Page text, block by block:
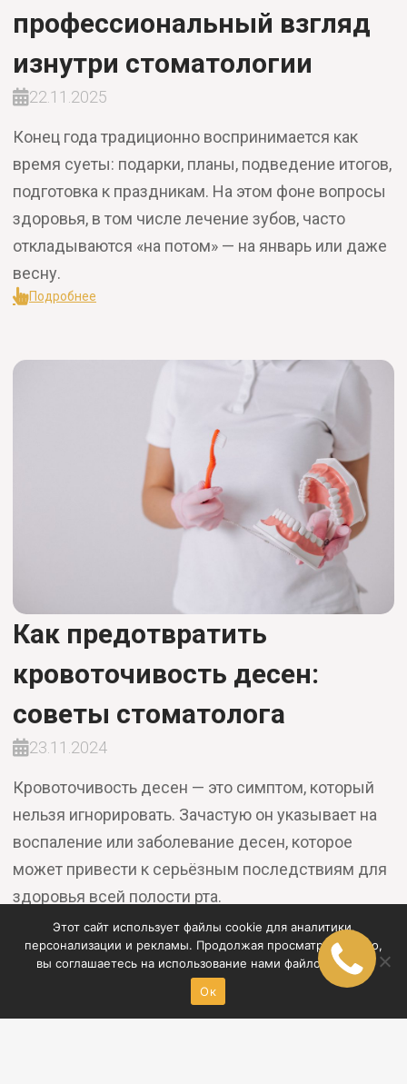
профессиональный взгляд
изнутри стоматологии
22.11.2025
Конец года традиционно воспринимается как
время суеты: подарки, планы, подведение итогов,
подготовка к праздникам. На этом фоне вопросы
здоровья, в том числе лечение зубов, часто
откладываются «на потом» — на январь или даже
весну.
Подробнее
Как предотвратить
кровоточивость десен:
советы стоматолога
23.11.2024
Кровоточивость десен — это симптом, который
нельзя игнорировать. Зачастую он указывает на
воспаление или заболевание десен, которое
может привести к серьёзным последствиям для
здоровья всей полости рта.
Подробнее
Этот сайт использует файлы cookie для аналитики,
персонализации и рекламы. Продолжая просматривать его,
вы соглашаетесь на использование нами файлов cookie.
Ок